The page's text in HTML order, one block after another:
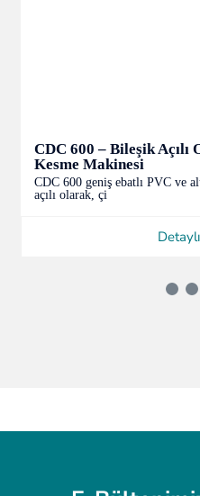
CDC 600 – Bileşik
Kesme Makinesi
CDC 600 geniş ebatlı PVC ve
açılı olarak, çi